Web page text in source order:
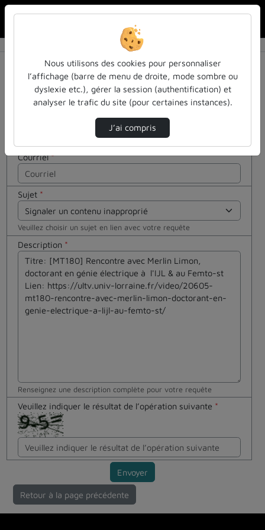
Contactez nous
Votre message
Courriel*
Sujet *
Veuillez choisir un sujet en lien avec votre requête
Description *
Renseignez une description complète pour votre requête
Veuillez indiquer le résultat de l’opération suivante *
Cocher
cette case
si vous êtes
un humain
Envoyer
Retour à la page précédente
Nous utilisons des cookies pour personnaliser
l’affichage (barre de menu de droite, mode sombre ou
dyslexie etc.), gérer la session (authentification) et
analyser le trafic du site (pour certaines instances).
J’ai compris